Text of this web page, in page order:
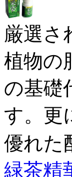
厳選さ
植物の
の基礎
す。更
優れた
緑茶精